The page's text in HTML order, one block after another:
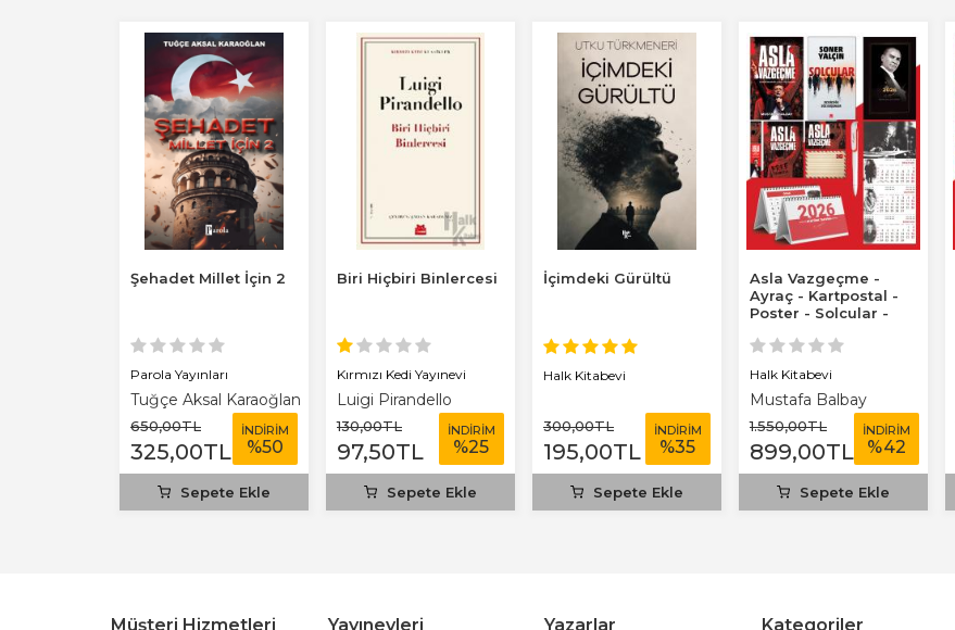
Şehadet Millet İçin 2
Parola Yayınları
Tuğçe Aksal Karaoğlan
650,00TL
325,00TL
İNDİRİM
%50
Sepete Ekle
Biri Hiçbiri Binlercesi
Kırmızı Kedi Yayınevi
Luigi Pirandello
130,00TL
97,50TL
İNDİRİM
%25
Sepete Ekle
İçimdeki Gürültü
Halk Kitabevi
300,00TL
195,00TL
İNDİRİM
%35
Sepete Ekle
Asla Vazgeçme -
Ayraç - Kartpostal -
Poster - Solcular -
Halk Kitabevi
Mustafa Balbay
1.550,00TL
899,00TL
İNDİRİM
%42
Sepete Ekle
Müşteri Hizmetleri Yayınevleri Yazarlar Kategoriler